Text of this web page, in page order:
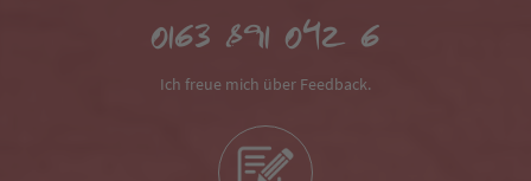
0163 891 042 6
Ich freue mich über Feedback.